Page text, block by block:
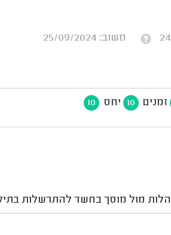
משוב: 25/09/2024
זמנים 10 יחס 10
מול מוסך בחשד להתרשלות